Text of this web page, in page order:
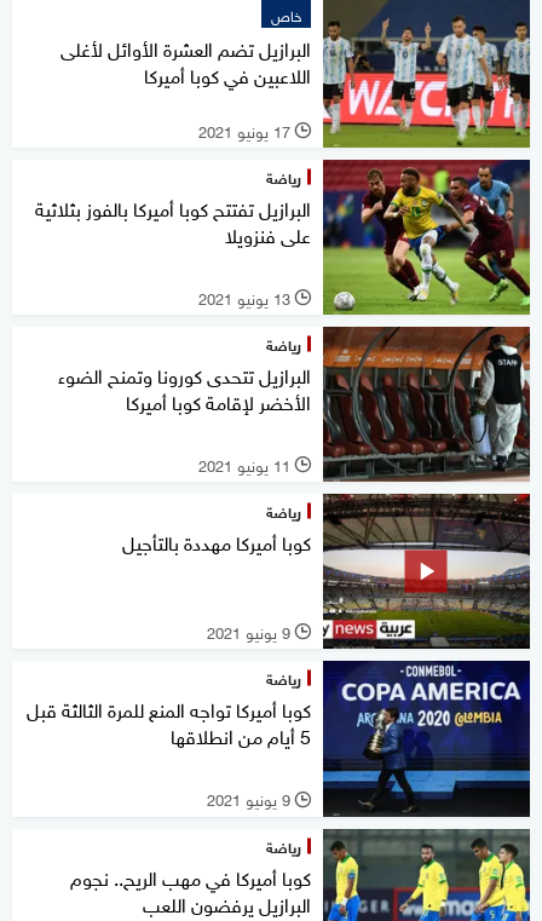
خاص
البرازيل تضم العشرة الأوائل لأغلى
اللاعبين في كوبا أميركا
l 17 يونيو 2021
رياضة
البرازيل تفتتح كوبا أميركا بالفوز بثلاثية
على فنزويلا
l 13 يونيو 2021
رياضة
البرازيل تتحدى كورونا وتمنح الضوء
الأخضر لإقامة كوبا أميركا
l 11 يونيو 2021
رياضة
كوبا أميركا مهددة بالتأجيل
l 9 يونيو 2021
رياضة
كوبا أميركا تواجه المنع للمرة الثالثة قبل
5 أيام من انطلاقها
l 9 يونيو 2021
رياضة
كوبا أميركا في مهب الريح.. نجوم
البرازيل يرفضون اللعب